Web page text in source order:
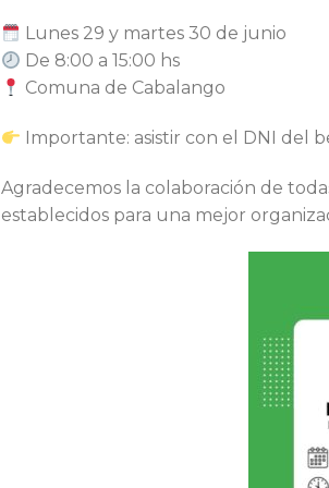
Lunes 29 y martes 30 de junio
De 8:00 a 15:00 hs
Comuna de Cabalango
Importante: asistir con el DNI del
Agradecemos la colaboración de
establecidos para una mejor